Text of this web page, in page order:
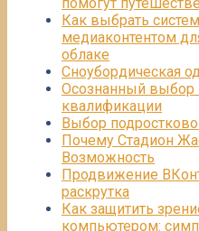
Как выбрать
медиаконтентом
облаке
Сноубордическая
Осознанный
квалификации
Выбор
Почему Стадион
Возможность
Продвижение
раскрутка
Как защитить
компьютером: